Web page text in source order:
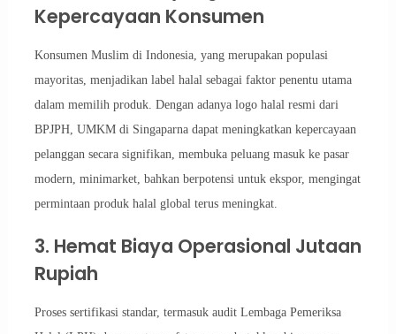
Kepercayaan Konsumen
Konsumen Muslim di Indonesia, yang merupakan populasi
mayoritas, menjadikan label halal sebagai faktor penentu utama
dalam memilih produk. Dengan adanya logo halal resmi dari
BPJPH, UMKM di Singaparna dapat meningkatkan kepercayaan
pelanggan secara signifikan, membuka peluang masuk ke pasar
modern, minimarket, bahkan berpotensi untuk ekspor, mengingat
permintaan produk halal global terus meningkat.
3. Hemat Biaya Operasional Jutaan
Rupiah
Proses sertifikasi standar, termasuk audit Lembaga Pemeriksa